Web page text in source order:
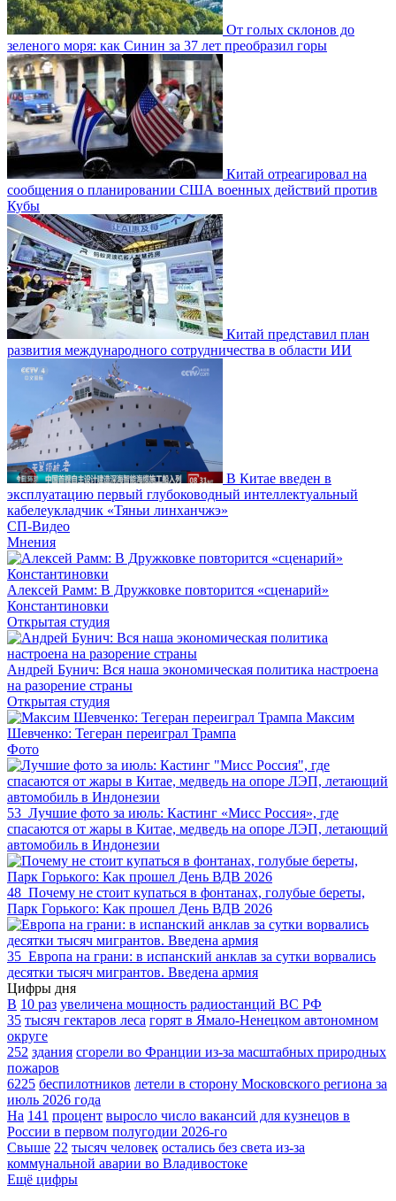
От голых склонов до
зеленого моря: как Синин за 37 лет преобразил горы
Китай отреагировал на
сообщения о планировании США военных действий против
Кубы
Китай представил план
развития международного сотрудничества в области ИИ
В Китае введен в
эксплуатацию первый глубоководный интеллектуальный
кабелеукладчик «Тяньи линханчжэ»
СП-Видео
Мнения
Алексей Рамм: В Дружковке повторится «сценарий»
Константиновки
Открытая студия
Андрей Бунич: Вся наша экономическая политика настроена
на разорение страны
Открытая студия
Максим
Шевченко: Тегеран переиграл Трампа
Фото
53 Лучшие фото за июль: Кастинг «Мисс Россия», где
спасаются от жары в Китае, медведь на опоре ЛЭП, летающий
автомобиль в Индонезии
48 Почему не стоит купаться в фонтанах, голубые береты,
Парк Горького: Как прошел День ВДВ 2026
35 Европа на грани: в испанский анклав за сутки ворвались
десятки тысяч мигрантов. Введена армия
Цифры дня
В 10 раз увеличена мощность радиостанций ВС РФ
35 тысяч гектаров леса горят в Ямало-Ненецком автономном
округе
252 здания сгорели во Франции из-за масштабных природных
пожаров
6225 беспилотников летели в сторону Московского региона за
июль 2026 года
На 141 процент выросло число вакансий для кузнецов в
России в первом полугодии 2026-го
Свыше 22 тысяч человек остались без света из-за
коммунальной аварии во Владивостоке
Ещё цифры